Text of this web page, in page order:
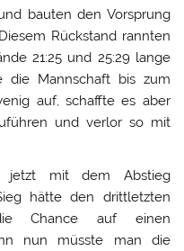
bauten den Vorsprung
Rückstand rannten
21:25 und 25:29 lange
die Mannschaft bis zum
auf, schaffte es aber
und verlor so mit
jetzt mit dem Abstieg
hätte den drittletzten
Chance auf einen
nun müsste man die